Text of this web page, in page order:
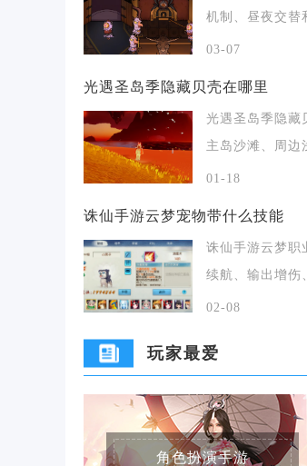
机制、昼夜交替
开，鸭子优势显
03-07
光遇圣岛季隐藏贝壳在哪里
光遇圣岛季隐藏
主岛沙滩、周边
游路径附近，分
01-18
诛仙手游云梦宠物带什么技能
诛仙手游云梦职
续航、输出增伤
技能，不同宠物
02-08
玩家最爱
角色扮演手游